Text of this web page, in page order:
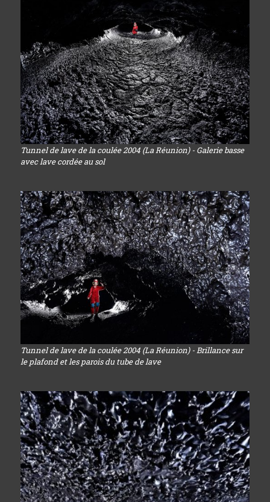
Tunnel de lave de la coulée 2004 (La Réunion) - Galerie basse
avec lave cordée au sol
Tunnel de lave de la coulée 2004 (La Réunion) - Brillance sur
le plafond et les parois du tube de lave